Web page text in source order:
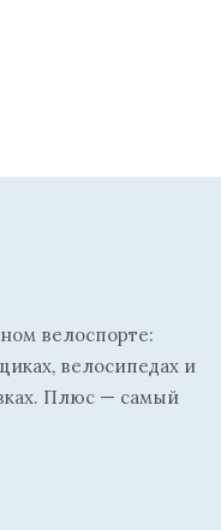
велоспорте:
велосипедах и
Плюс — самый